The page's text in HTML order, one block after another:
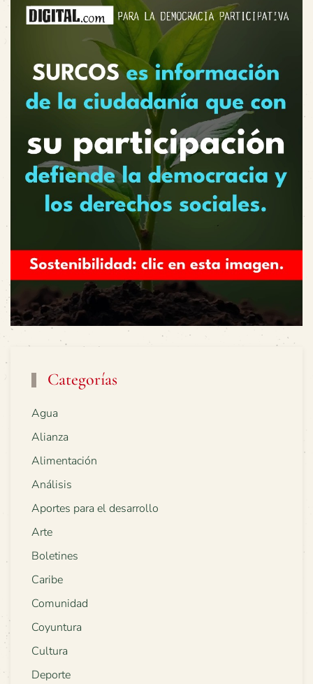
Categorías
Agua
Alianza
Alimentación
Análisis
Aportes para el desarrollo
Arte
Boletines
Caribe
Comunidad
Coyuntura
Cultura
Deporte